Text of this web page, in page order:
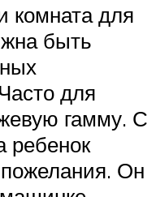
комната для
быть
для
гамму. С
ребенок
Он